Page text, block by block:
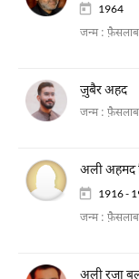
1964
जन्म :
ज़ुबैर अहद
जन्म :
अली अहमद
1916 -
जन्म :
अली रज़ा